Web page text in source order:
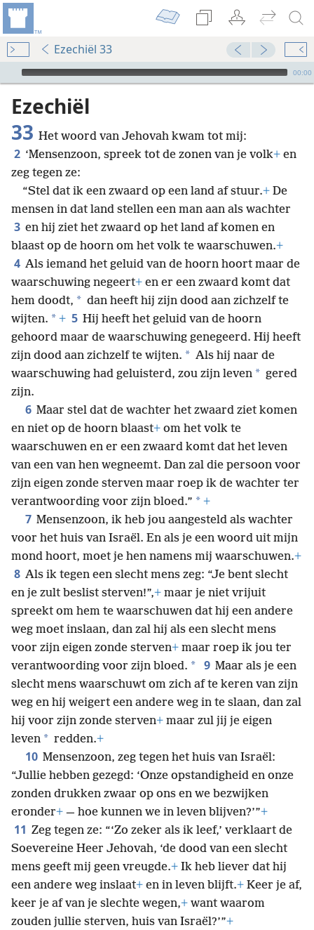
Ezechiël 33
Audio Player
00:00
Ezechiël
33 Het woord van Jehovah kwam tot mij:
2 ‘Mensenzoon, spreek tot de zonen van je volk+ en
zeg tegen ze:
“Stel dat ik een zwaard op een land af stuur.+ De
mensen in dat land stellen een man aan als wachter
3 en hij ziet het zwaard op het land af komen en
blaast op de hoorn om het volk te waarschuwen.+
4 Als iemand het geluid van de hoorn hoort maar de
waarschuwing negeert+ en er een zwaard komt dat
hem doodt, * dan heeft hij zijn dood aan zichzelf te
wijten. * + 5 Hij heeft het geluid van de hoorn
gehoord maar de waarschuwing genegeerd. Hij heeft
zijn dood aan zichzelf te wijten. * Als hij naar de
waarschuwing had geluisterd, zou zijn leven * gered
zijn.
6 Maar stel dat de wachter het zwaard ziet komen
en niet op de hoorn blaast+ om het volk te
waarschuwen en er een zwaard komt dat het leven
van een van hen wegneemt. Dan zal die persoon voor
zijn eigen zonde sterven maar roep ik de wachter ter
verantwoording voor zijn bloed.” * +
7 Mensenzoon, ik heb jou aangesteld als wachter
voor het huis van Israël. En als je een woord uit mijn
mond hoort, moet je hen namens mij waarschuwen.+
8 Als ik tegen een slecht mens zeg: “Je bent slecht
en je zult beslist sterven!”,+ maar je niet vrijuit
spreekt om hem te waarschuwen dat hij een andere
weg moet inslaan, dan zal hij als een slecht mens
voor zijn eigen zonde sterven+ maar roep ik jou ter
verantwoording voor zijn bloed. * 9 Maar als je een
slecht mens waarschuwt om zich af te keren van zijn
weg en hij weigert een andere weg in te slaan, dan zal
hij voor zijn zonde sterven+ maar zul jij je eigen
leven * redden.+
10 Mensenzoon, zeg tegen het huis van Israël:
“Jullie hebben gezegd: ‘Onze opstandigheid en onze
zonden drukken zwaar op ons en we bezwijken
eronder+ — hoe kunnen we in leven blijven?’”+
11 Zeg tegen ze: “‘Zo zeker als ik leef,’ verklaart de
Soevereine Heer Jehovah, ‘de dood van een slecht
mens geeft mij geen vreugde.+ Ik heb liever dat hij
een andere weg inslaat+ en in leven blijft.+ Keer je af,
keer je af van je slechte wegen,+ want waarom
zouden jullie sterven, huis van Israël?’”+